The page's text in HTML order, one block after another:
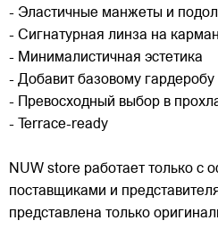
- Эластичные манжеты и подол
- Сигнатурная линза на
- Минималистичная эстетика
- Добавит базовому гардеробу
- Превосходный выбор в
- Terrace-ready
NUW store работает только с
поставщиками и
представлена только